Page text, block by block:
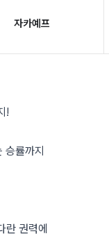
자카예프
!
률까지
란 권력에